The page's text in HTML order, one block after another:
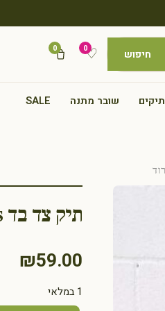
חיפוש ♡
0
0
תיקים שובר מתנה SALE
תיק צד בד Fuck Plastic Bags ורוד
₪59.00
1 במלאי